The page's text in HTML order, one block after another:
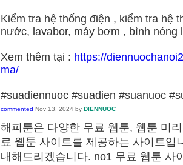
Kiểm tra hệ thống điện , kiểm tra hệ
nước, lavabor, máy bơm , bình nóng
Xem thêm tại : https://
ma/
#suadiennuoc #suadien #suanuoc
commented Nov 13, 2024 by DIENNUOC
해피툰은 다양한 무료 웹툰, 웹툰 미
료 웹툰 사이트를 제공하는 사이트
내해드리겠습니다. no1 무료 웹